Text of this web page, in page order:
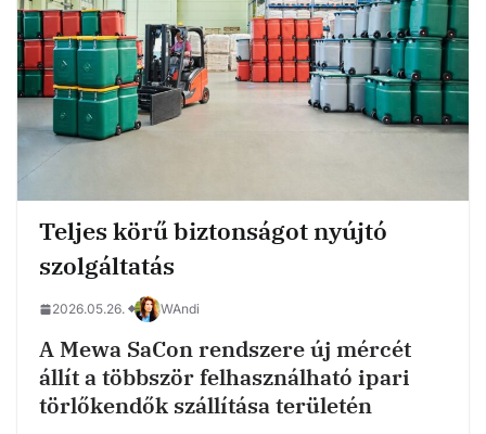
Teljes körű biztonságot nyújtó
szolgáltatás
2026.05.26. WAndi
A Mewa SaCon rendszere új mércét
állít a többször felhasználható ipari
törlőkendők szállítása területén